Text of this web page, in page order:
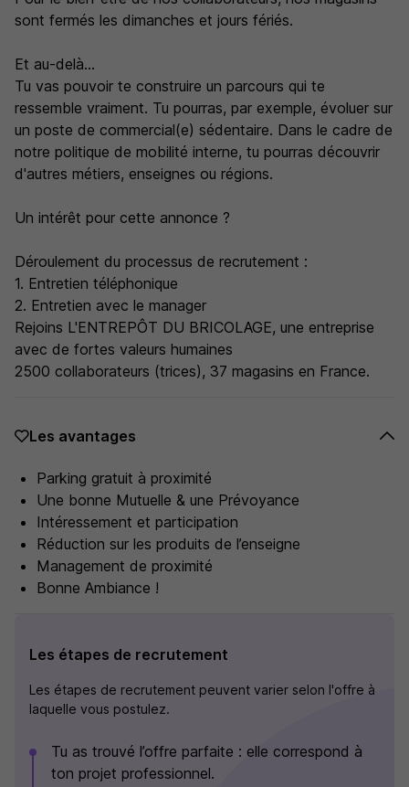
sont fermés les dimanches et jours fériés.
Et au-delà...
Tu vas pouvoir te construire un parcours qui te
ressemble vraiment. Tu pourras, par exemple, évoluer sur
un poste de commercial(e) sédentaire. Dans le cadre de
notre politique de mobilité interne, tu pourras découvrir
d'autres métiers, enseignes ou régions.
Un intérêt pour cette annonce ?
Déroulement du processus de recrutement :
1. Entretien téléphonique
2. Entretien avec le manager
Rejoins L'ENTREPÔT DU BRICOLAGE, une entreprise
avec de fortes valeurs humaines
2500 collaborateurs (trices), 37 magasins en France.
Les avantages
Parking gratuit à proximité
Une bonne Mutuelle & une Prévoyance
Intéressement et participation
Réduction sur les produits de l’enseigne
Management de proximité
Bonne Ambiance !
Les étapes de recrutement
Les étapes de recrutement peuvent varier selon l'offre à
laquelle vous postulez.
Tu as trouvé l’offre parfaite : elle correspond à
ton projet professionnel.